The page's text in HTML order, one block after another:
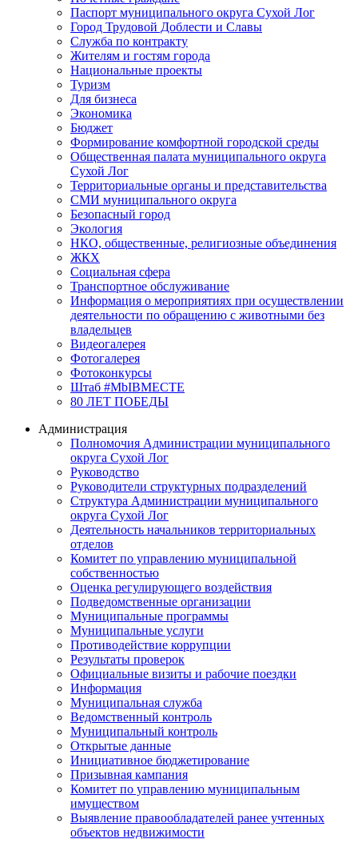
Паспорт муниципального округа Сухой Лог
Город Трудовой Доблести и Славы
Служба по контракту
Жителям и гостям города
Национальные проекты
Туризм
Для бизнеса
Экономика
Бюджет
Формирование комфортной городской среды
Общественная палата муниципального округа
Сухой Лог
Территориальные органы и представительства
СМИ муниципального округа
Безопасный город
Экология
НКО, общественные, религиозные объединения
ЖКХ
Социальная сфера
Транспортное обслуживание
Информация о мероприятиях при осуществлении
деятельности по обращению с животными без
владельцев
Видеогалерея
Фотогалерея
Фотоконкурсы
Штаб #MbIBMECTE
80 ЛЕТ ПОБЕДЫ
Администрация
Полномочия Администрации муниципального
округа Сухой Лог
Руководство
Руководители структурных подразделений
Структура Администрации муниципального
округа Сухой Лог
Деятельность начальников территориальных
отделов
Комитет по управлению муниципальной
собственностью
Оценка регулирующего воздействия
Подведомственные организации
Муниципальные программы
Муниципальные услуги
Противодействие коррупции
Результаты проверок
Официальные визиты и рабочие поездки
Информация
Муниципальная служба
Ведомственный контроль
Муниципальный контроль
Открытые данные
Инициативное бюджетирование
Призывная кампания
Комитет по управлению муниципальным
имуществом
Выявление правообладателей ранее учтенных
объектов недвижимости